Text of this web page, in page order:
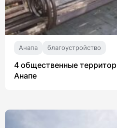
Анапа благоустройство
4 общественные
Анапе